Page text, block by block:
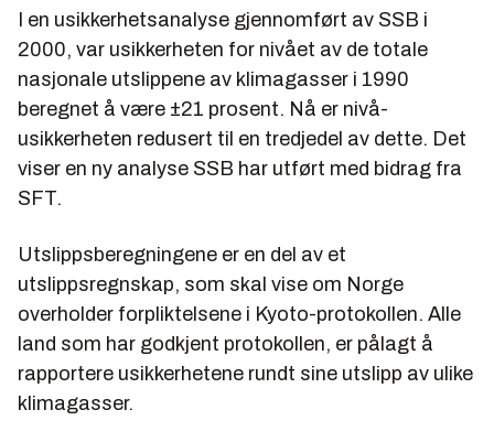
I en usikkerhetsanalyse gjennomført av SSB i
2000, var usikkerheten for nivået av de totale
nasjonale utslippene av klimagasser i 1990
beregnet å være ±21 prosent. Nå er nivå-
usikkerheten redusert til en tredjedel av dette. Det
viser en ny analyse SSB har utført med bidrag fra
SFT.
Utslippsberegningene er en del av et
utslippsregnskap, som skal vise om Norge
overholder forpliktelsene i Kyoto-protokollen. Alle
land som har godkjent protokollen, er pålagt å
rapportere usikkerhetene rundt sine utslipp av ulike
klimagasser.